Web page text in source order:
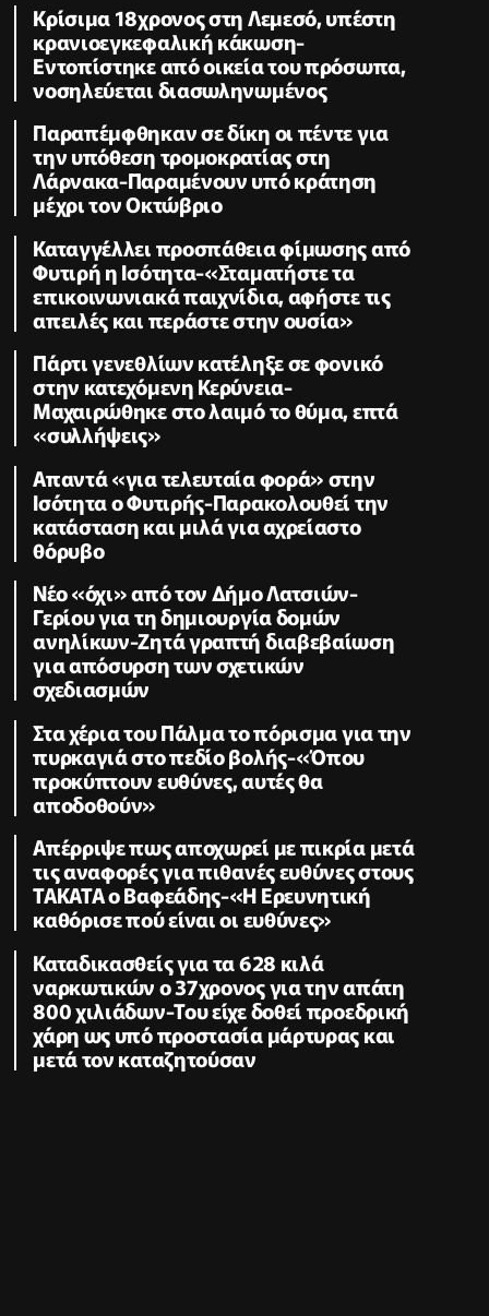
Κρίσιμα 18χρονος στη Λεμεσό, υπέστη
κρανιοεγκεφαλική κάκωση-
Εντοπίστηκε από οικεία του πρόσωπα,
νοσηλεύεται διασωληνωμένος
Παραπέμφθηκαν σε δίκη οι πέντε για
την υπόθεση τρομοκρατίας στη
Λάρνακα-Παραμένουν υπό κράτηση
μέχρι τον Οκτώβριο
Καταγγέλλει προσπάθεια φίμωσης από
Φυτιρή η Ισότητα-«Σταματήστε τα
επικοινωνιακά παιχνίδια, αφήστε τις
απειλές και περάστε στην ουσία»
Πάρτι γενεθλίων κατέληξε σε φονικό
στην κατεχόμενη Κερύνεια-
Μαχαιρώθηκε στο λαιμό το θύμα, επτά
«συλλήψεις»
Απαντά «για τελευταία φορά» στην
Ισότητα ο Φυτιρής-Παρακολουθεί την
κατάσταση και μιλά για αχρείαστο
θόρυβο
Νέο «όχι» από τον Δήμο Λατσιών-
Γερίου για τη δημιουργία δομών
ανηλίκων-Ζητά γραπτή διαβεβαίωση
για απόσυρση των σχετικών
σχεδιασμών
Στα χέρια του Πάλμα το πόρισμα για την
πυρκαγιά στο πεδίο βολής-«Όπου
προκύπτουν ευθύνες, αυτές θα
αποδοθούν»
Απέρριψε πως αποχωρεί με πικρία μετά
τις αναφορές για πιθανές ευθύνες στους
TAKATA ο Βαφεάδης-«Η Ερευνητική
καθόρισε πού είναι οι ευθύνες»
Καταδικασθείς για τα 628 κιλά
ναρκωτικών ο 37χρονος για την απάτη
800 χιλιάδων-Του είχε δοθεί προεδρική
χάρη ως υπό προστασία μάρτυρας και
μετά τον καταζητούσαν